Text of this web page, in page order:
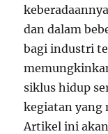
dan dalam
bagi industri
siklus hidup
kegiatan yang
Artikel ini